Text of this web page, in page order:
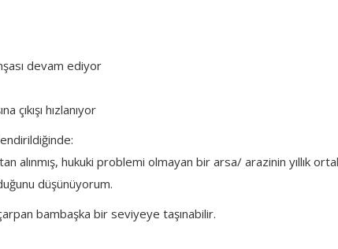
devam ediyor
çıkışı hızlanıyor
alınmış, hukuki problemi olmayan bir arsa/ arazinin yıllık
düşünüyorum.
bambaşka bir seviyeye taşınabilir.